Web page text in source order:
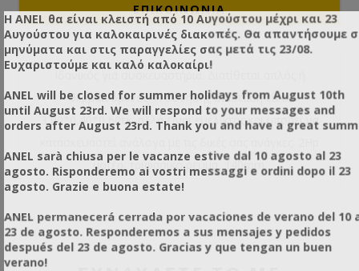
ΕΠΙΚΟΙΝΩΝΙΑ
Ιδανικός για συσκευαστήρια. Διατίθεται απλός ή
θερμαινόμενος. Η συνήθης διάσταση είναι
3,00*0,40*0,60εκ. αλλά είναι ευέλικτος και μπορεί να
μοτέρ, τριφασικό ρεύμα, 140rpm.
Η ANEL θα είναι κλειστή από 10 Αυγούστου μέχρι και 23
Αυγούστου για καλοκαιρινές διακοπές. Θα απαντήσουμε
μηνύματα και στις παραγγελίες σας μετά τις 23/08.
Ευχαριστούμε και καλό καλοκαίρι!
ANEL will be closed for summer holidays from August 10th
until August 23rd. We will respond to your messages and
orders after August 23rd. Thank you and have a great
ANEL sarà chiusa per le vacanze estive dal 10 agosto al 23
agosto. Risponderemo ai vostri messaggi e ordini dopo il 23
agosto. Grazie e buona estate!
ANEL permanecerá cerrada por vacaciones de verano del 10
23 de agosto. Responderemos a sus mensajes y pedidos
después del 23 de agosto. Gracias y que tengan un buen
verano!